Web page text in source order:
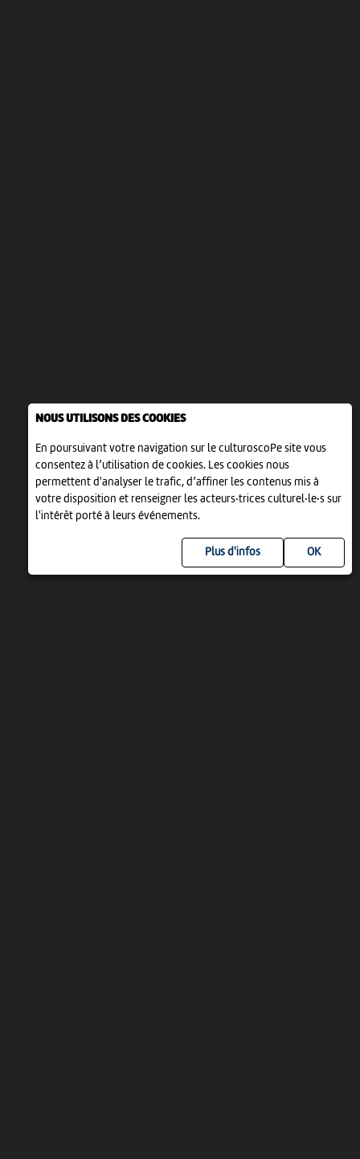
NOUS UTILISONS DES COOKIES
En poursuivant votre navigation sur le culturoscoPe site vous
consentez à l’utilisation de cookies. Les cookies nous
permettent d'analyser le trafic, d’affiner les contenus mis à
votre disposition et renseigner les acteurs·trices culturel·le·s sur
l'intérêt porté à leurs événements.
Plus d'infos